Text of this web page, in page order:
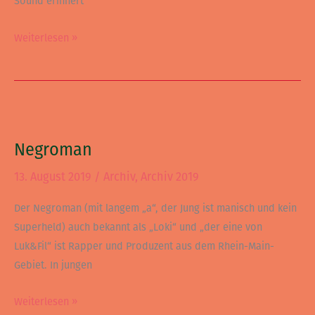
Weiterlesen »
Negroman
13. August 2019 / Archiv, Archiv 2019
Der Negroman (mit langem „a“, der Jung ist manisch und kein
Superheld) auch bekannt als „Loki“ und „der eine von
Luk&Fil“ ist Rapper und Produzent aus dem Rhein-Main-
Gebiet. In jungen
Weiterlesen »